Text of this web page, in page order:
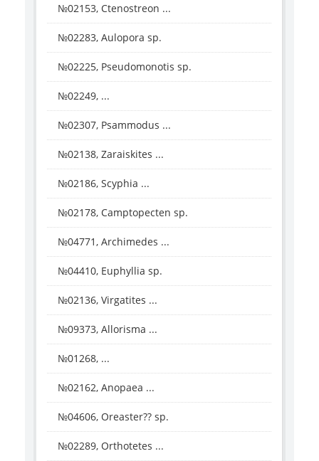
№02153, Ctenostreon ...
№02283, Aulopora sp.
№02225, Pseudomonotis sp.
№02249, ...
№02307, Psammodus ...
№02138, Zaraiskites ...
№02186, Scyphia ...
№02178, Camptopecten sp.
№04771, Archimedes ...
№04410, Euphyllia sp.
№02136, Virgatites ...
№09373, Allorisma ...
№01268, ...
№02162, Anopaea ...
№04606, Oreaster?? sp.
№02289, Orthotetes ...